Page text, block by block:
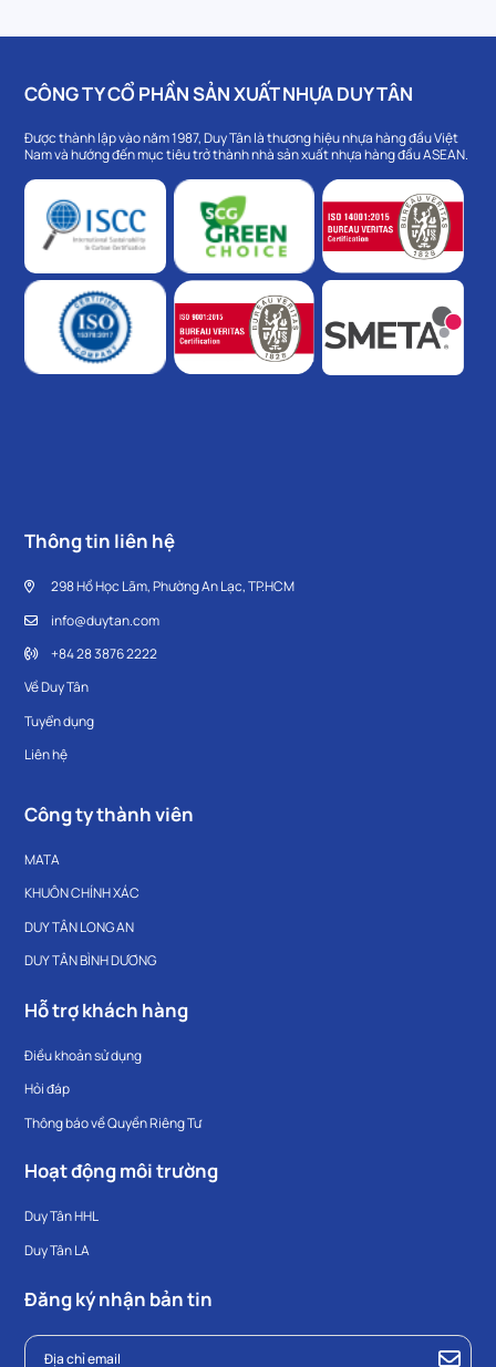
CÔNG TY CỔ PHẦN SẢN XUẤT NHỰA DUY TÂN
Được thành lập vào năm 1987, Duy Tân là thương hiệu nhựa hàng đầu Việt
Nam và hướng đến mục tiêu trở thành nhà sản xuất nhựa hàng đầu ASEAN.
Thông tin liên hệ
298 Hồ Học Lãm, Phường An Lạc, TP.HCM
info@duytan.com
+84 28 3876 2222
Về Duy Tân
Tuyển dụng
Liên hệ
Công ty thành viên
MATA
KHUÔN CHÍNH XÁC
DUY TÂN LONG AN
DUY TÂN BÌNH DƯƠNG
Hỗ trợ khách hàng
Điều khoản sử dụng
Hỏi đáp
Thông báo về Quyền Riêng Tư
Hoạt động môi trường
Duy Tân HHL
Duy Tân LA
Đăng ký nhận bản tin